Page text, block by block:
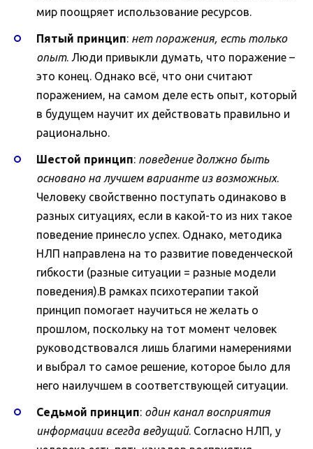
мир поощряет использование ресурсов.
Пятый принцип: нет поражения, есть только
опыт. Люди привыкли думать, что поражение –
это конец. Однако всё, что они считают
поражением, на самом деле есть опыт, который
в будущем научит их действовать правильно и
рационально.
Шестой принцип: поведение должно быть
основано на лучшем варианте из возможных.
Человеку свойственно поступать одинаково в
разных ситуациях, если в какой-то из них такое
поведение принесло успех. Однако, методика
НЛП направлена на то развитие поведенческой
гибкости (разные ситуации = разные модели
поведения).В рамках психотерапии такой
принцип помогает научиться не желать о
прошлом, поскольку на тот момент человек
руководствовался лишь благими намерениями
и выбрал то самое решение, которое было для
него наилучшем в соответствующей ситуации.
Седьмой принцип: один канал восприятия
информации всегда ведущий. Согласно НЛП, у